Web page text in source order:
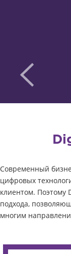
Современный
цифровых
клиентом. Поэтому
подхода,
многим